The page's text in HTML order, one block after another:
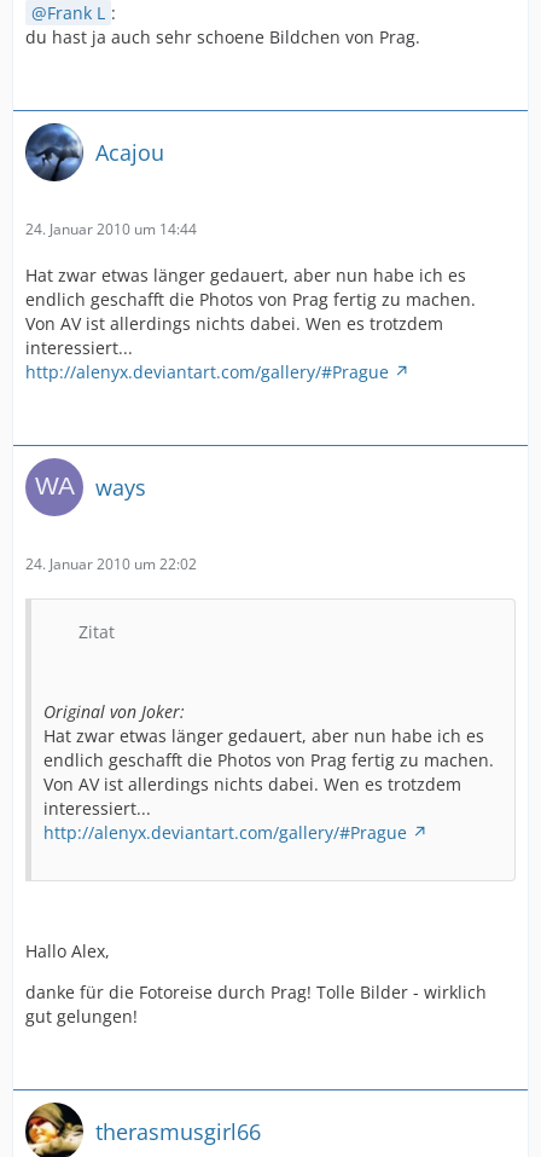
Frank L :
du hast ja auch sehr schoene Bildchen von Prag.
Acajou
24. Januar 2010 um 14:44
Hat zwar etwas länger gedauert, aber nun habe ich es
endlich geschafft die Photos von Prag fertig zu machen.
Von AV ist allerdings nichts dabei. Wen es trotzdem
interessiert...
http://alenyx.deviantart.com/gallery/#Prague
ways
24. Januar 2010 um 22:02
Zitat
Original von Joker:
Hat zwar etwas länger gedauert, aber nun habe ich es
endlich geschafft die Photos von Prag fertig zu machen.
Von AV ist allerdings nichts dabei. Wen es trotzdem
interessiert...
http://alenyx.deviantart.com/gallery/#Prague
Hallo Alex,
danke für die Fotoreise durch Prag! Tolle Bilder - wirklich
gut gelungen!
therasmusgirl66